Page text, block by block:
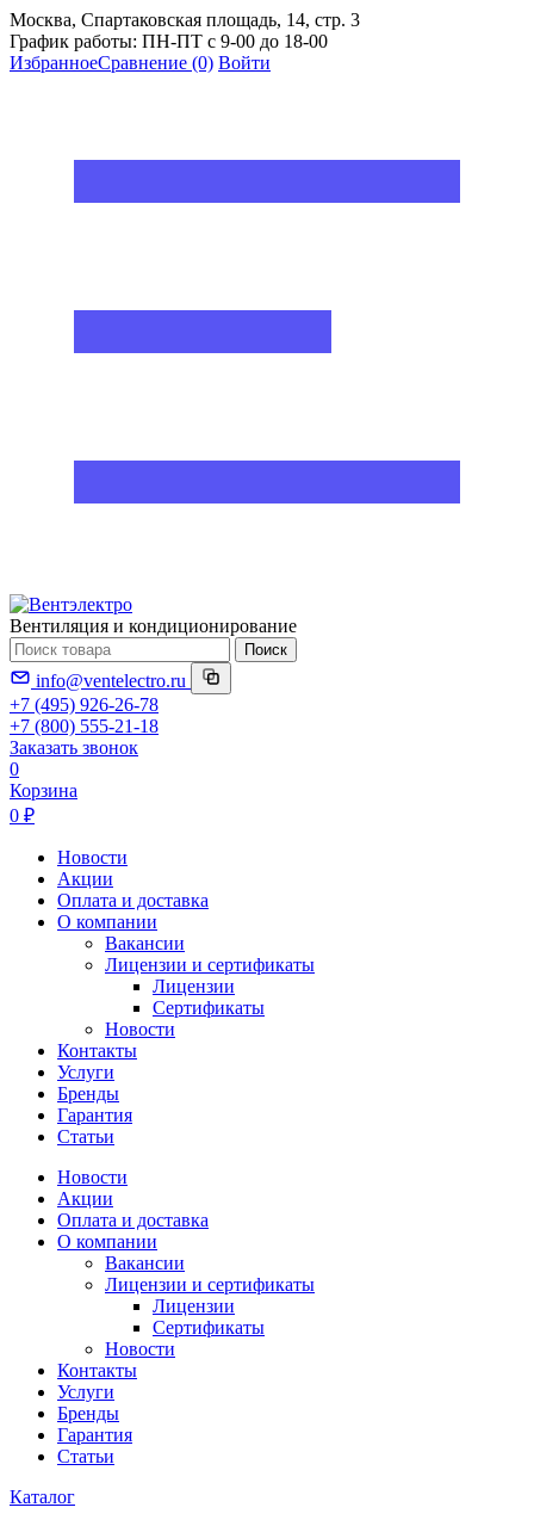
Москва, Спартаковская площадь, 14, стр. 3
График работы: ПН-ПТ с 9-00 до 18-00
ИзбранноеСравнение (0) Войти
Вентиляция и кондиционирование
Поиск
info@ventelectro.ru
+7 (495) 926-26-78
+7 (800) 555-21-18
Заказать звонок
0
Корзина
0 ₽
Новости
Акции
Оплата и доставка
О компании
Вакансии
Лицензии и сертификаты
Лицензии
Сертификаты
Новости
Контакты
Услуги
Бренды
Гарантия
Статьи
Новости
Акции
Оплата и доставка
О компании
Вакансии
Лицензии и сертификаты
Лицензии
Сертификаты
Новости
Контакты
Услуги
Бренды
Гарантия
Статьи
Каталог